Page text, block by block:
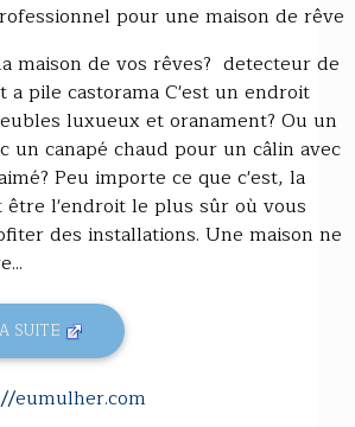
pour une maison de rêve
maison de vos rêves? detecteur de
a pile castorama C'est un endroit
luxueux et oranament? Ou un
un canapé chaud pour un câlin avec
Peu importe ce que c'est, la
être l'endroit le plus sûr où vous
des installations. Une maison ne
SUITE
eumulher.com